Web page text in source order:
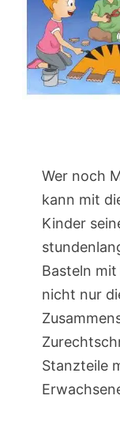
Wer noch
kann mit
Kinder
Basteln
nicht nur
Stanzteile